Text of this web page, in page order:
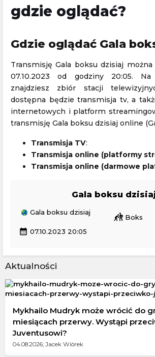
gdzie oglądać?
Gdzie oglądać Gala
Transmisję Gala boksu dzisiaj
07.10.2023 od godziny 20:05.
znajdziesz zbiór stacji
dostępna będzie transmisja tv, a
internetowych i platform
transmisję Gala boksu dzisiaj online
Transmisja TV:
Transmisja online (platformy
Transmisja online (darmowe
Gala boksu
Gala boksu dzisiaj
sports_kabaddi Boks
calendar_month 07.10.2023 20:05
Aktualności
Mykhailo Mudryk może wrócić do
miesiącach przerwy. Wystąpi
Juventusowi?
04.08.2026; Jacek Wiórek